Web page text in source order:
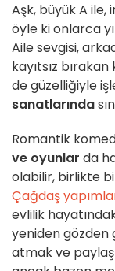
Aşk, büyük A ile,
öyle ki onlarca
Aile sevgisi,
kayıtsız
de güzelliğiyle
sanatlarında
Romantik
ve oyunlar da
olabilir, birlikte
Çağdaş
evlilik
yeniden gözden
atmak ve